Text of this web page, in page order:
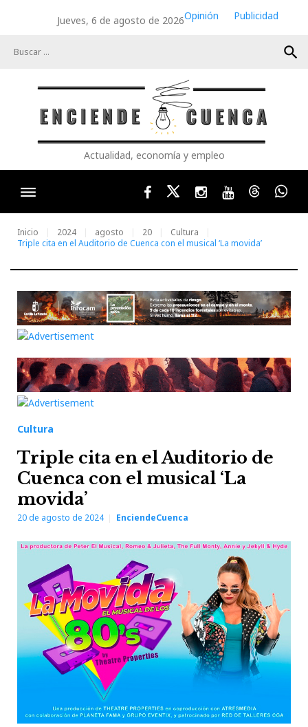
Jueves, 6 de agosto de 2026Opinión
Publicidad
search
Actualidad, economía y empleo
FacebookTwitterInstagram
YoutubeThreads
Inicio 2024 agosto 20
Cultura
Triple cita en el Auditorio de Cuenca con el musical ‘La movida’
Cultura
Triple cita en el Auditorio de
Cuenca con el musical ‘La
movida’
20 de agosto de 2024 EnciendeCuenca